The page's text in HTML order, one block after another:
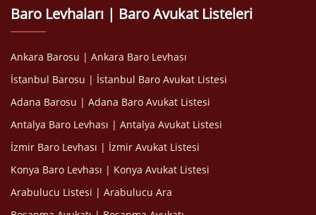
Baro Levhaları | Baro Avukat Listeleri
Ankara Barosu | Ankara Baro Levhası
İstanbul Barosu | İstanbul Baro Avukat Listesi
Adana Barosu | Adana Baro Avukat Listesi
Antalya Baro Levhası | Antalya Avukat Listesi
İzmir Baro Levhası | İzmir Avukat Listesi
Konya Baro Levhası | Konya Avukat Listesi
Arabulucu Listesi | Arabulucu Ara